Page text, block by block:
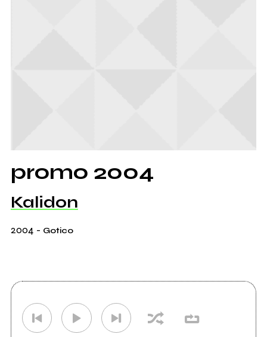
promo 2004
Kalidon
2004 - Gotico